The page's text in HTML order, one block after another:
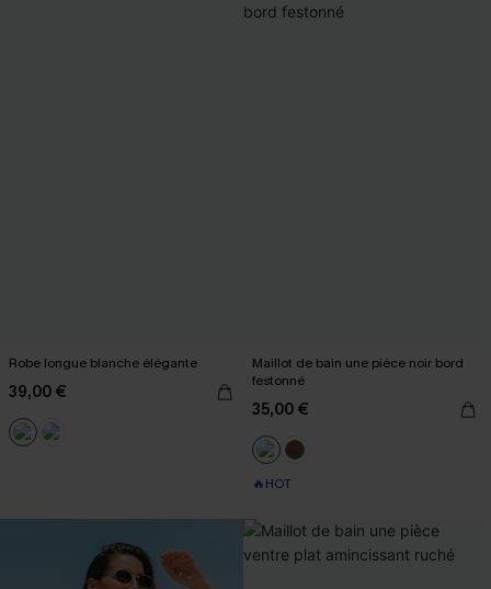
Robe longue blanche élégante
39,00 €
Maillot de bain une pièce noir bord
festonné
35,00 €
🔥HOT